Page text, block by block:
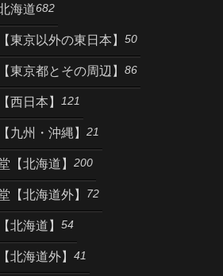
海道682
東京以外の東日本】 50
東京都とその周辺】 86
西日本】 121
九州・沖縄】 21
【北海道】 200
【北海道外】 72
北海道】 54
北海道外】 41